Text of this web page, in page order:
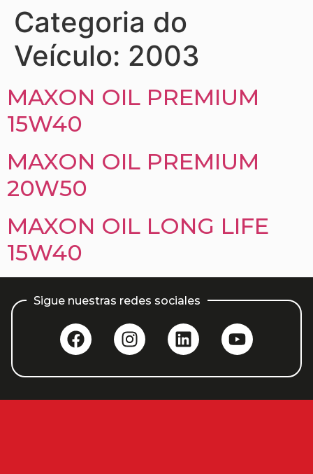
Categoria do
Veículo: 2003
MAXON OIL PREMIUM
15W40
MAXON OIL PREMIUM
20W50
MAXON OIL LONG LIFE
15W40
Sigue nuestras redes sociales